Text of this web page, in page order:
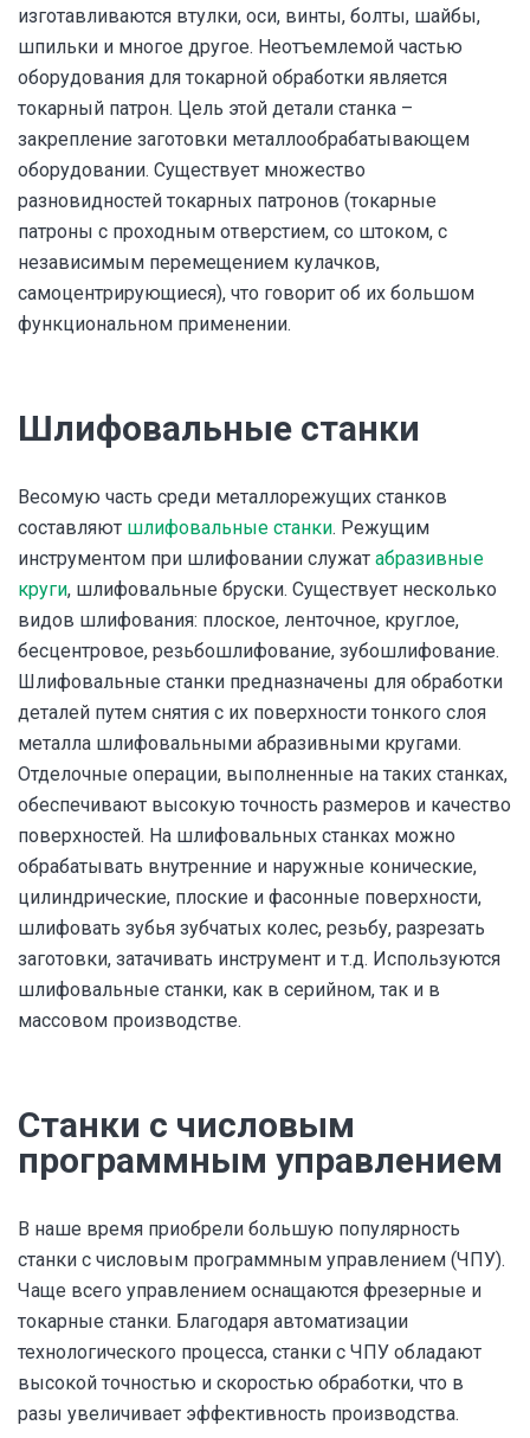
изготавливаются втулки, оси, винты, болты, шайбы,
шпильки и многое другое. Неотъемлемой частью
оборудования для токарной обработки является
токарный патрон. Цель этой детали станка –
закрепление заготовки металлообрабатывающем
оборудовании. Существует множество
разновидностей токарных патронов (токарные
патроны с проходным отверстием, со штоком, с
независимым перемещением кулачков,
самоцентрирующиеся), что говорит об их большом
функциональном применении.
Шлифовальные станки
Весомую часть среди металлорежущих станков
составляют шлифовальные станки. Режущим
инструментом при шлифовании служат абразивные
круги, шлифовальные бруски. Существует несколько
видов шлифования: плоское, ленточное, круглое,
бесцентровое, резьбошлифование, зубошлифование.
Шлифовальные станки предназначены для обработки
деталей путем снятия с их поверхности тонкого слоя
металла шлифовальными абразивными кругами.
Отделочные операции, выполненные на таких станках,
обеспечивают высокую точность размеров и качество
поверхностей. На шлифовальных станках можно
обрабатывать внутренние и наружные конические,
цилиндрические, плоские и фасонные поверхности,
шлифовать зубья зубчатых колес, резьбу, разрезать
заготовки, затачивать инструмент и т.д. Используются
шлифовальные станки, как в серийном, так и в
массовом производстве.
Станки с числовым
программным управлением
В наше время приобрели большую популярность
станки с числовым программным управлением (ЧПУ).
Чаще всего управлением оснащаются фрезерные и
токарные станки. Благодаря автоматизации
технологического процесса, станки с ЧПУ обладают
высокой точностью и скоростью обработки, что в
разы увеличивает эффективность производства.